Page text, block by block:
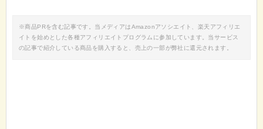
※商品PRを含む記事です。当メディアはAmazonアソシエイト、楽天アフィリエ
イトを始めとした各種アフィリエイトプログラムに参加しています。当サービス
の記事で紹介している商品を購入すると、売上の一部が弊社に還元されます。